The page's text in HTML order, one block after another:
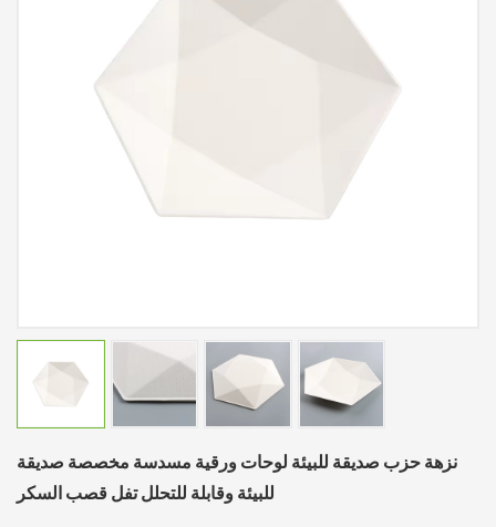
نزهة حزب صديقة للبيئة لوحات ورقية مسدسة مخصصة صديقة
للبيئة وقابلة للتحلل تفل قصب السكر